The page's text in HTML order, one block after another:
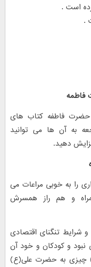
فاطمه
حضرت فاطفه کتاب های
به آن ها می توانید
دهید.
را به خوبی مراعات می
و هم راز همسرش
شرایط تنگنای اقتصادی
و کودکان و خود آن
چیزی به حضرت علی(ع)